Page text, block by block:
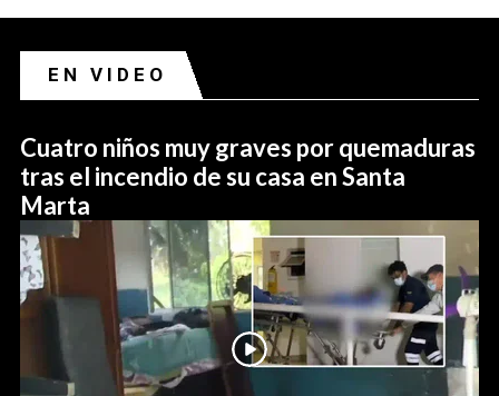
EN VIDEO
Cuatro niños muy graves por quemaduras
tras el incendio de su casa en Santa
Marta